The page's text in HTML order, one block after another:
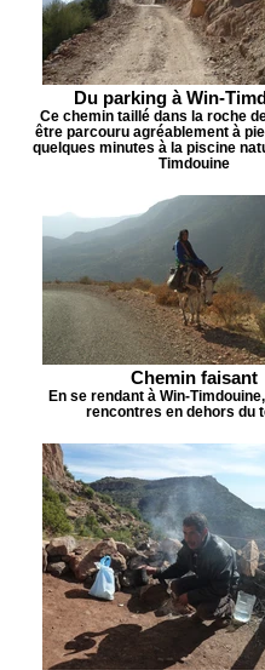
Du parking à Win-
Ce chemin taillé dans la roche
être parcouru agréablement à
quelques minutes à la piscine
Timdouine
Chemin faisant
En se rendant à Win-
rencontres en dehors du